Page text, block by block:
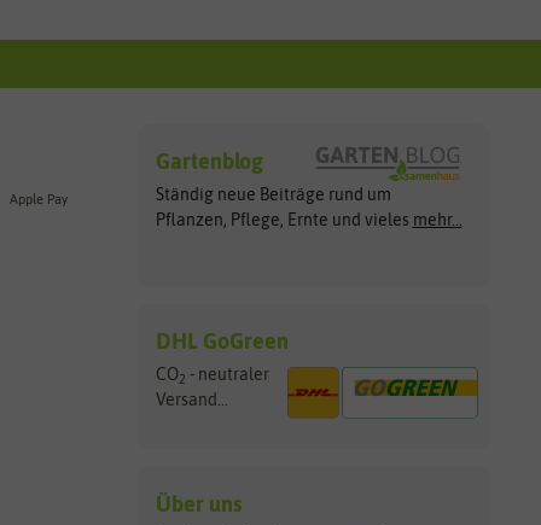
Apple Pay
Gartenblog
Ständig neue Beiträge rund um
Pflanzen, Pflege, Ernte und vieles mehr...
DHL GoGreen
CO2 - neutraler
Versand...
Über uns